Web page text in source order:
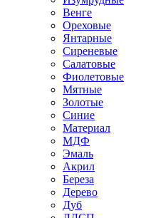
Венге
Ореховые
Янтарные
Сиреневые
Салатовые
Фиолетовые
Мятные
Золотые
Синие
Материал
МДФ
Эмаль
Акрил
Береза
Дерево
Дуб